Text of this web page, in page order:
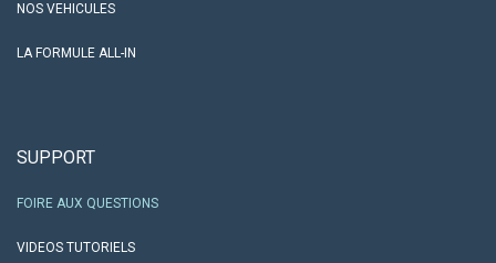
NOS VEHICULES
LA FORMULE ALL-IN
SUPPORT
FOIRE AUX QUESTIONS
VIDEOS TUTORIELS